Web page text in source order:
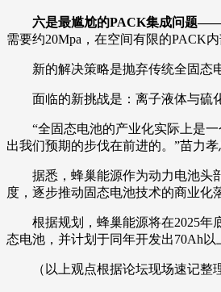
六是最尴尬的PACK集成问题——
需要约20Mpa，在空间有限的PACK
新的解决策略是抛弃传统全固态
面临的新挑战是：离子液体与硫
“全固态电池的产业化实际上是
出我们预期的步伐在前进的。”苗力
据悉，蜂巢能源作为动力电池头
度，逐步推动固态电池技术的商业化
根据规划，蜂巢能源将在2025年
态电池，并计划于同年开发出70Ah以
（以上观点根据论坛现场速记整